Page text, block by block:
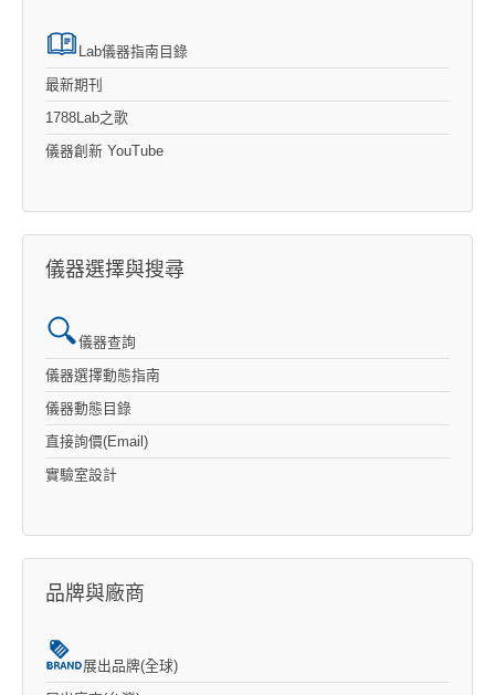
Lab儀器指南目錄
最新期刊
1788Lab之歌
儀器創新 YouTube
儀器選擇與搜尋
儀器查詢
儀器選擇動態指南
儀器動態目錄
直接詢價(Email)
實驗室設計
品牌與廠商
展出品牌(全球)